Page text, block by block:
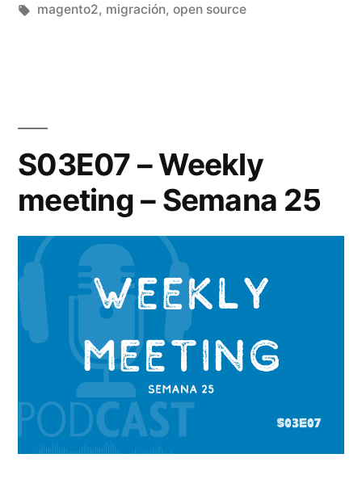
una
por
en
Etiquetas:
magento2, migración, open source
S03E07 – Weekly
meeting – Semana 25